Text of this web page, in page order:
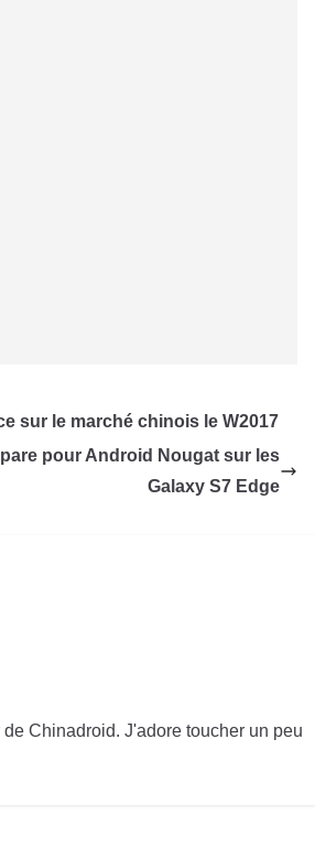
sur le marché chinois le W2017
pour Android Nougat sur les
Galaxy S7 Edge
Chinadroid. J'adore toucher un peu